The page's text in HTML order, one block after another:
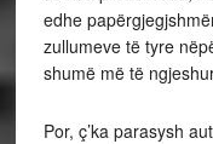
edhe
zullumeve të tyre
shumë më të
Por, ç’ka parasysh